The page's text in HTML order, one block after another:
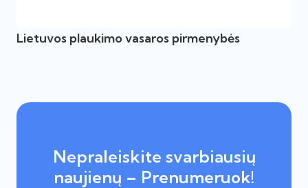
Lietuvos plaukimo vasaros pirmenybės
Nepraleiskite svarbiausių
naujienų – Prenumeruok!